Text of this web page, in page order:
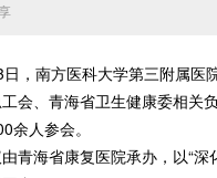
南方医科大学第三附属医院
会、青海省卫生健康委相关
余人参会。
海省康复医院承办，以“深